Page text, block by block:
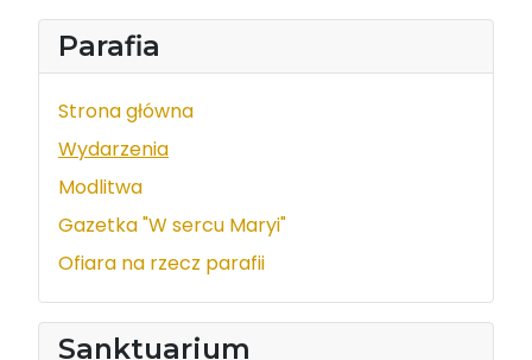
Parafia
Strona główna
Wydarzenia
Modlitwa
Gazetka "W sercu Maryi"
Ofiara na rzecz parafii
Sanktuarium